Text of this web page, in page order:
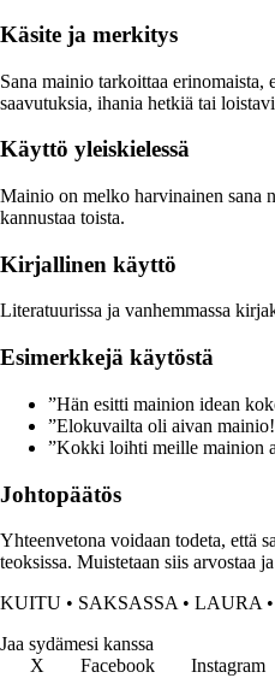
Käsite ja merkitys
Sana mainio tarkoittaa
saavutuksia, ihania hetkiä tai
Käyttö yleiskielessä
Mainio on melko harvinainen sana
kannustaa toista.
Kirjallinen käyttö
Literatuurissa ja vanhemmassa
Esimerkkejä käytöstä
”Hän esitti mainion idean
”Elokuvailta oli aivan
”Kokki loihti meille mainion
Johtopäätös
Yhteenvetona voidaan todeta, että
teoksissa. Muistetaan siis arvostaa
KUITU • SAKSASSA • LAURA •
Jaa sydämesi kanssa
X
Facebook Instagram